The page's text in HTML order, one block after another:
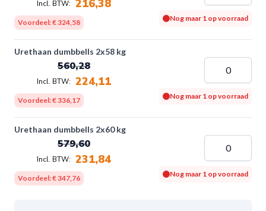
216,38
Voordeel:€ 324,58 Nog maar 1 op voorraad
Urethaan dumbbells 2x58 kg
224,11
560,28
Voordeel:€ 336,17 Nog maar 1 op voorraad
Urethaan dumbbells 2x60 kg
231,84
579,60
Voordeel:€ 347,76 Nog maar 1 op voorraad